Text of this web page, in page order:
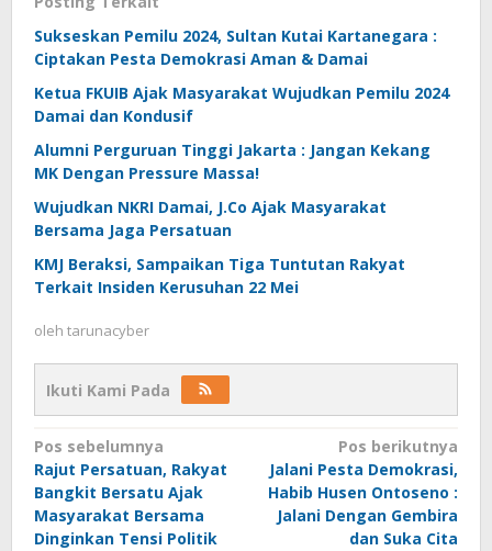
Sukseskan Pemilu 2024, Sultan Kutai Kartanegara :
Ciptakan Pesta Demokrasi Aman & Damai
Ketua FKUIB Ajak Masyarakat Wujudkan Pemilu 2024
Damai dan Kondusif
Alumni Perguruan Tinggi Jakarta : Jangan Kekang
MK Dengan Pressure Massa!
Wujudkan NKRI Damai, J.Co Ajak Masyarakat
Bersama Jaga Persatuan
KMJ Beraksi, Sampaikan Tiga Tuntutan Rakyat
Terkait Insiden Kerusuhan 22 Mei
oleh tarunacyber
Ikuti Kami Pada
Navigasi
pos
Pos sebelumnya
Rajut Persatuan, Rakyat
Bangkit Bersatu Ajak
Masyarakat Bersama
Dinginkan Tensi Politik
Pos berikutnya
Jalani Pesta Demokrasi,
Habib Husen Ontoseno :
Jalani Dengan Gembira
dan Suka Cita